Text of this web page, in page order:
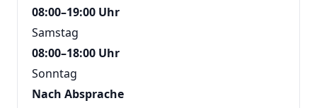
08:00–19:00 Uhr
Samstag
08:00–18:00 Uhr
Sonntag
Nach Absprache